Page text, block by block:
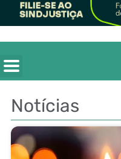
Notícias